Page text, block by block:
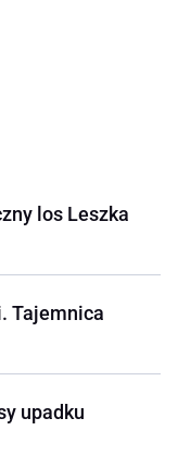
los Leszka
Tajemnica
upadku